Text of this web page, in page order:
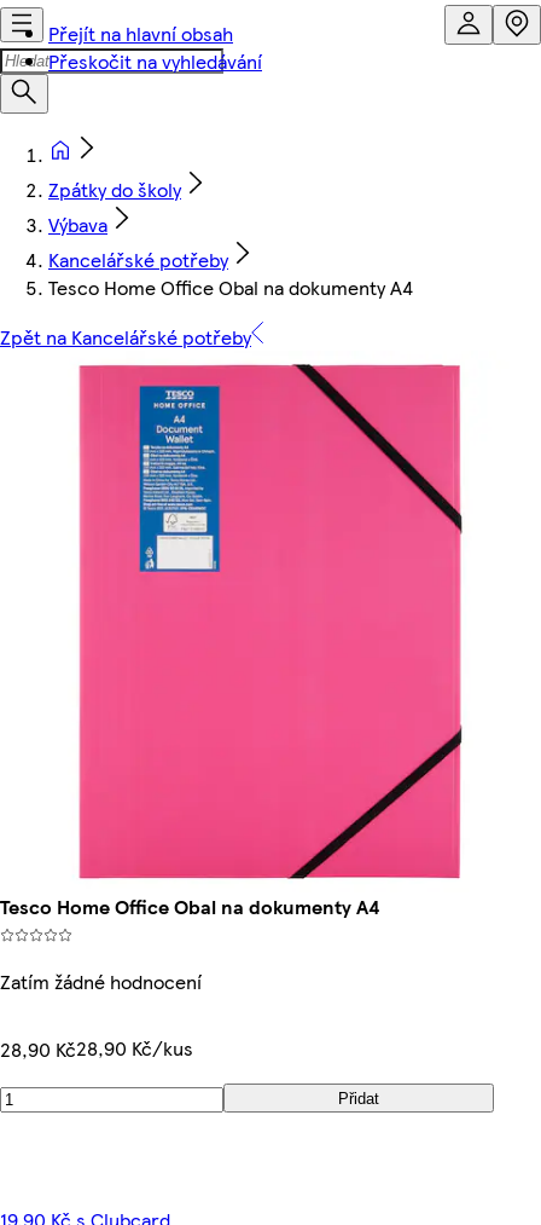
Přejít na hlavní obsah
Přeskočit na vyhledávání
Zpátky do školy
Výbava
Kancelářské potřeby
Tesco Home Office Obal na dokumenty A4
Zpět na Kancelářské potřeby
Tesco Home Office Obal na dokumenty A4
Zatím žádné hodnocení
28,90 Kč28,90 Kč/kus
Přidat